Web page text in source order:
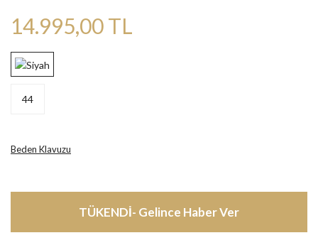
14.995,00 TL
44
Beden Klavuzu
TÜKENDİ- Gelince Haber Ver